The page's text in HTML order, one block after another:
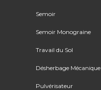
Semoir
Semoir Monograine
Travail du Sol
Désherbage Mécanique
Pulvérisateur